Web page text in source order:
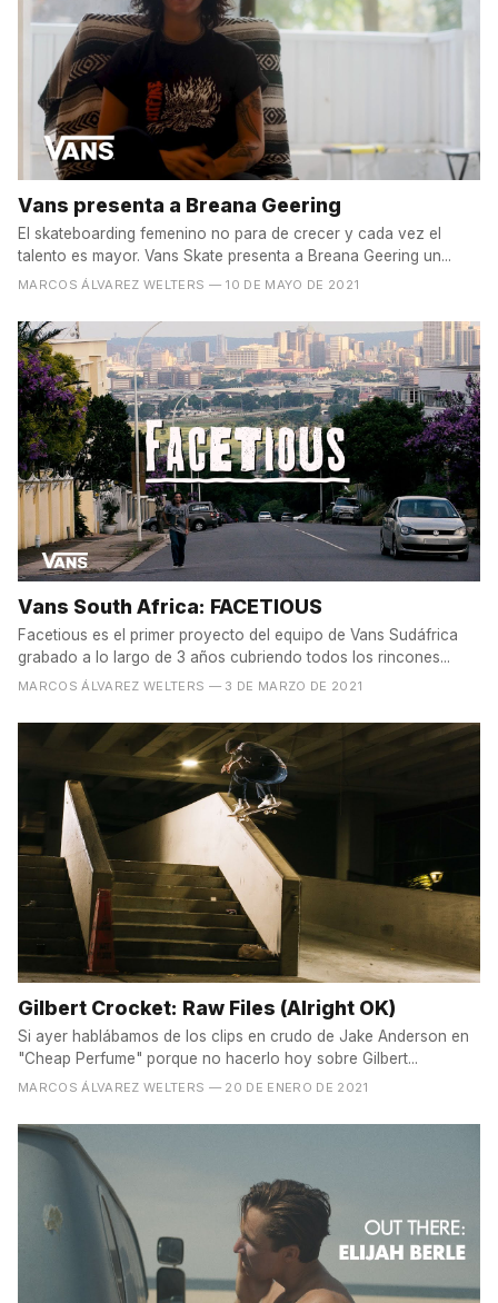
Vans presenta a Breana Geering
El skateboarding femenino no para de crecer y cada vez el
talento es mayor. Vans Skate presenta a Breana Geering un...
MARCOS ÁLVAREZ WELTERS — 10 DE MAYO DE 2021
Vans South Africa: FACETIOUS
Facetious es el primer proyecto del equipo de Vans Sudáfrica
grabado a lo largo de 3 años cubriendo todos los rincones...
MARCOS ÁLVAREZ WELTERS — 3 DE MARZO DE 2021
Gilbert Crocket: Raw Files (Alright OK)
Si ayer hablábamos de los clips en crudo de Jake Anderson en
"Cheap Perfume" porque no hacerlo hoy sobre Gilbert...
MARCOS ÁLVAREZ WELTERS — 20 DE ENERO DE 2021